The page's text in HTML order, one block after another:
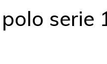
serie